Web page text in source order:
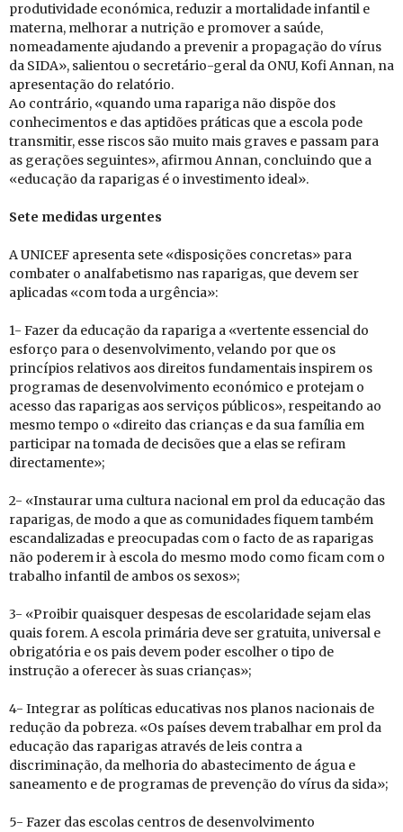
produtividade económica, reduzir a mortalidade infantil e
materna, melhorar a nutrição e promover a saúde,
nomeadamente ajudando a prevenir a propagação do vírus
da SIDA», salientou o secretário-geral da ONU, Kofi Annan, na
apresentação do relatório.
Ao contrário, «quando uma rapariga não dispõe dos
conhecimentos e das aptidões práticas que a escola pode
transmitir, esse riscos são muito mais graves e passam para
as gerações seguintes», afirmou Annan, concluindo que a
«educação da raparigas é o investimento ideal».
Sete me­didas ur­gentes
A UNICEF apresenta sete «disposições concretas» para
combater o analfabetismo nas raparigas, que devem ser
aplicadas «com toda a urgência»:
1- Fazer da educação da rapariga a «vertente essencial do
esforço para o desenvolvimento, velando por que os
princípios relativos aos direitos fundamentais inspirem os
programas de desenvolvimento económico e protejam o
acesso das raparigas aos serviços públicos», respeitando ao
mesmo tempo o «direito das crianças e da sua família em
participar na tomada de decisões que a elas se refiram
directamente»;
2- «Instaurar uma cultura nacional em prol da educação das
raparigas, de modo a que as comunidades fiquem também
escandalizadas e preocupadas com o facto de as raparigas
não poderem ir à escola do mesmo modo como ficam com o
trabalho infantil de ambos os sexos»;
3- «Proibir quaisquer despesas de escolaridade sejam elas
quais forem. A escola primária deve ser gratuita, universal e
obrigatória e os pais devem poder escolher o tipo de
instrução a oferecer às suas crianças»;
4- Integrar as políticas educativas nos planos nacionais de
redução da pobreza. «Os países devem trabalhar em prol da
educação das raparigas através de leis contra a
discriminação, da melhoria do abastecimento de água e
saneamento e de programas de prevenção do vírus da sida»;
5- Fazer das escolas centros de desenvolvimento